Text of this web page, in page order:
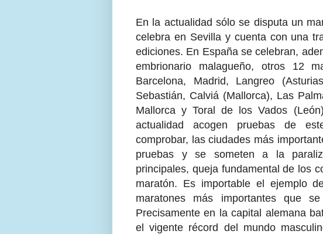
En la actualidad sólo se disputa un
celebra en Sevilla y cuenta con una
ediciones. En España se celebran,
embrionario malagueño, otros 12
Barcelona, Madrid, Langreo
Sebastián, Calviá (Mallorca), Las
Mallorca y Toral de los Vados
actualidad acogen pruebas de
comprobar, las ciudades más
pruebas y se someten a la
principales, queja fundamental de los
maratón. Es importable el ejemplo
maratones más importantes que
Precisamente en la capital alemana
el vigente récord del mundo